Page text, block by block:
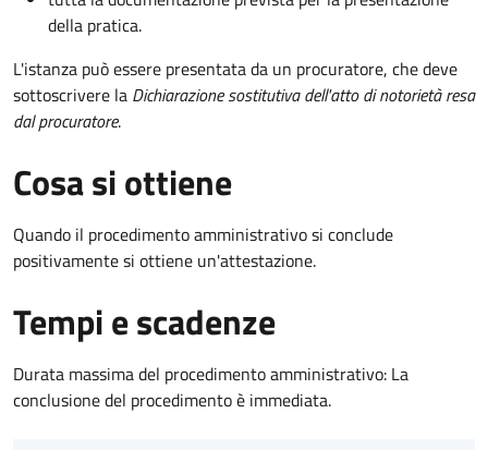
della pratica.
L'istanza può essere presentata da un procuratore, che deve
sottoscrivere la Dichiarazione sostitutiva dell'atto di notorietà resa
dal procuratore.
Cosa si ottiene
Quando il procedimento amministrativo si conclude
positivamente si ottiene un'attestazione.
Tempi e scadenze
Durata massima del procedimento amministrativo: La
conclusione del procedimento è immediata.